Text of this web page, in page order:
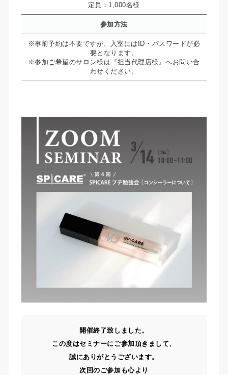
定員：1,000名様
参加方法
※事前予約は不要ですが、入室にはID・パスワードが必
要となります。
※参加ご希望のサロン様は『担当代理店様』へお問い合
わせください。
開催終了致しました。
この度はセミナーにご参加頂きまして、
誠にありがとうございます。
次回のご参加も心より